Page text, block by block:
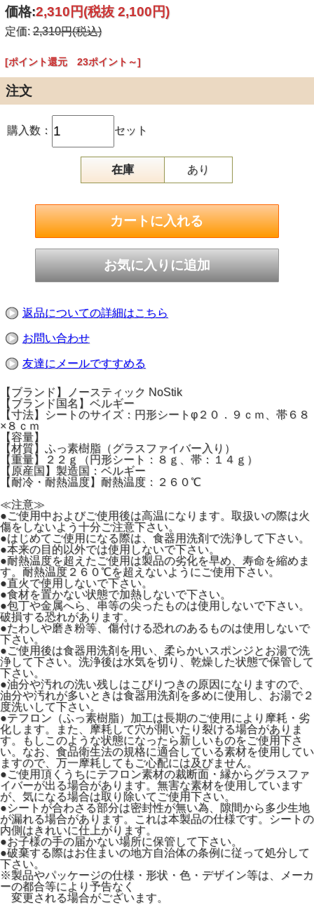
価格:2,310円(税抜 2,100円)
定価:2,310円(税込)
[ポイント還元 23ポイント～]
注文
購入数： セット
在庫 あり
返品についての詳細はこちら
お問い合わせ
友達にメールですすめる
【ブランド】ノースティック NoStik
【ブランド国名】ベルギー
【寸法】シートのサイズ：円形シートφ２０．９ｃｍ、帯６８
×８ｃｍ
【容量】
【材質】ふっ素樹脂（グラスファイバー入り）
【重量】２２ｇ（円形シート：８ｇ、帯：１４ｇ）
【原産国】製造国：ベルギー
【耐冷・耐熱温度】耐熱温度：２６０℃
≪注意≫
●ご使用中およびご使用後は高温になります。取扱いの際は火
傷をしないよう十分ご注意下さい。
●はじめてご使用になる際は、食器用洗剤で洗浄して下さい。
●本来の目的以外では使用しないで下さい。
●耐熱温度を超えたご使用は製品の劣化を早め、寿命を縮めま
す。耐熱温度２６０℃を超えないようにご使用下さい。
●直火で使用しないで下さい。
●食材を置かない状態で加熱しないで下さい。
●包丁や金属へら、串等の尖ったものは使用しないで下さい。
破損する恐れがあります。
●たわしや磨き粉等、傷付ける恐れのあるものは使用しないで
下さい。
●ご使用後は食器用洗剤を用い、柔らかいスポンジとお湯で洗
浄して下さい。洗浄後は水気を切り、乾燥した状態で保管して
下さい。
●油分や汚れの洗い残しはこびりつきの原因になりますので、
油分や汚れが多いときは食器用洗剤を多めに使用し、お湯で２
度洗いして下さい。
●テフロン（ふっ素樹脂）加工は長期のご使用により摩耗・劣
化します。また、摩耗して穴が開いたり裂ける場合がありま
す。もしこのような状態になったら新しいものをご使用下さ
い。なお、食品衛生法の規格に適合している素材を使用してい
ますので、万一摩耗してもご心配には及びません。
●ご使用頂くうちにテフロン素材の裁断面・縁からグラスファ
イバーが出る場合があります。無害な素材を使用しています
が、気になる場合は取り除いてご使用下さい。
●シートが合わさる部分は密封性が無い為、隙間から多少生地
が漏れる場合があります。これは本製品の仕様です。シートの
内側はきれいに仕上がります。
●お子様の手の届かない場所に保管して下さい。
●破棄する際はお住まいの地方自治体の条例に従って処分して
下さい。
※製品やパッケージの仕様・形状・色・デザイン等は、メーカ
ーの都合等により予告なく
変更される場合がございます。